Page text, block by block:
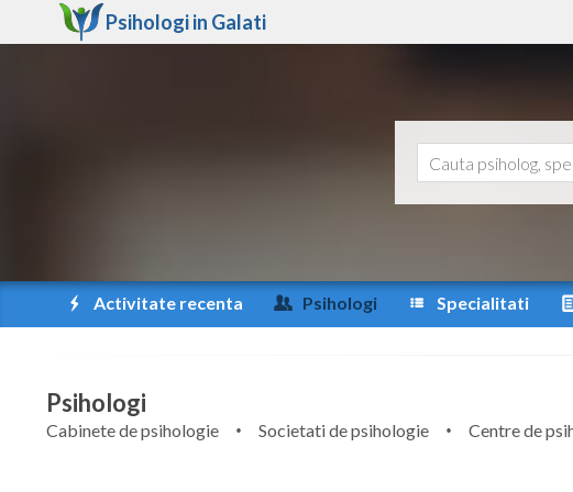
Psihologi in Galati
Activitate recenta Psihologi Specialitati
Psihologi
Cabinete de psihologie Societati de psihologie Centre de